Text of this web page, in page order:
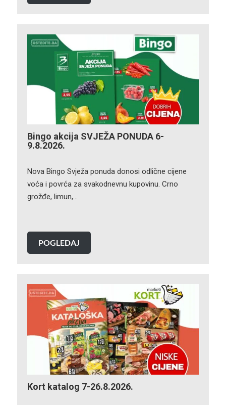
Bingo akcija SVJEŽA PONUDA 6-
9.8.2026.
Nova Bingo Svježa ponuda donosi odlične cijene
voća i povrća za svakodnevnu kupovinu. Crno
grožđe, limun,…
POGLEDAJ
Kort katalog 7-26.8.2026.